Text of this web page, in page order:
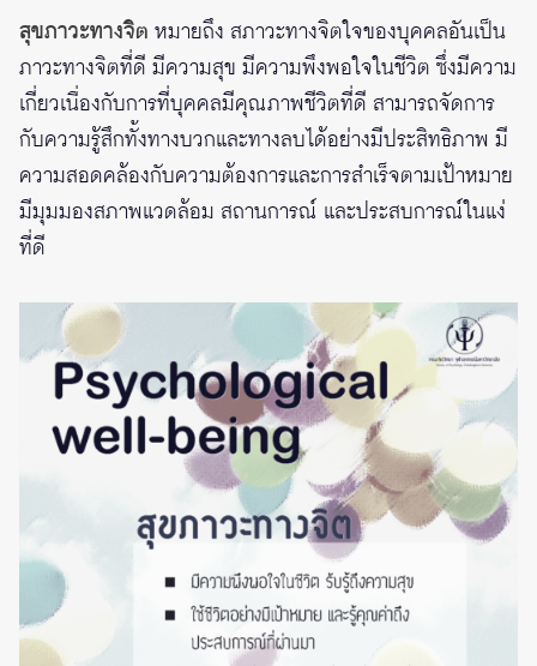
สุขภาวะทางจิต หมายถึง สภาวะทางจิตใจของบุคคลอันเป็น
ภาวะทางจิตที่ดี มีความสุข มีความพึงพอใจในชีวิต ซึ่งมีความ
เกี่ยวเนื่องกับการที่บุคคลมีคุณภาพชีวิตที่ดี สามารถจัดการ
กับความรู้สึกทั้งทางบวกและทางลบได้อย่างมีประสิทธิภาพ มี
ความสอดคล้องกับความต้องการและการสำเร็จตามเป้าหมาย
มีมุมมองสภาพแวดล้อม สถานการณ์ และประสบการณ์ในแง่
ที่ดี